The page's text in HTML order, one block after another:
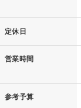
定休日
営業時間
参考予算